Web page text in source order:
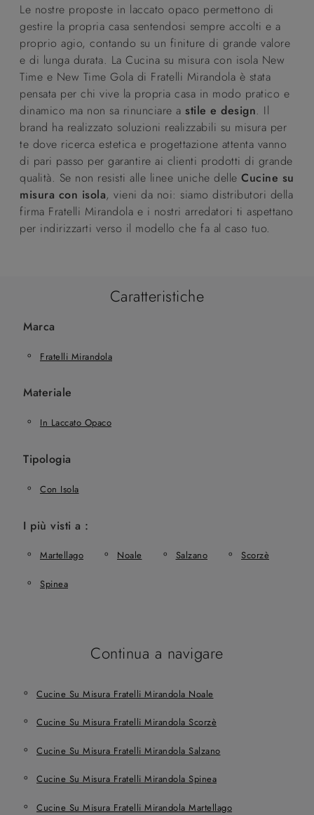
Le nostre proposte in laccato opaco permettono di
gestire la propria casa sentendosi sempre accolti e a
proprio agio, contando su un finiture di grande valore
e di lunga durata. La Cucina su misura con isola New
Time e New Time Gola di Fratelli Mirandola è stata
pensata per chi vive la propria casa in modo pratico e
dinamico ma non sa rinunciare a stile e design. Il
brand ha realizzato soluzioni realizzabili su misura per
te dove ricerca estetica e progettazione attenta vanno
di pari passo per garantire ai clienti prodotti di grande
qualità. Se non resisti alle linee uniche delle Cucine su
misura con isola, vieni da noi: siamo distributori della
firma Fratelli Mirandola e i nostri arredatori ti aspettano
per indirizzarti verso il modello che fa al caso tuo.
Caratteristiche
Marca
Fratelli Mirandola
Materiale
In Laccato Opaco
Tipologia
Con Isola
I più visti a :
Martellago Noale Salzano Scorzè
Spinea
Continua a navigare
Cucine Su Misura Fratelli Mirandola Noale
Cucine Su Misura Fratelli Mirandola Scorzè
Cucine Su Misura Fratelli Mirandola Salzano
Cucine Su Misura Fratelli Mirandola Spinea
Cucine Su Misura Fratelli Mirandola Martellago